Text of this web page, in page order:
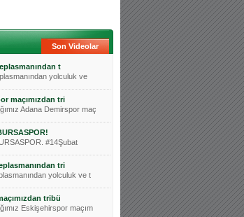
Son Videolar
t
yolculuk ve
maçımızdan tri
Adana Demirspor maç
#14Şubat
tri
yolculuk ve t
tribü
Eskişehirspor maçım